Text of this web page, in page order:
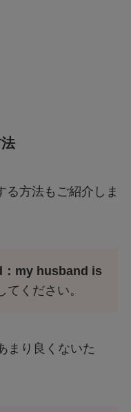
る方法もご紹介しま
：my husband is
てください。
まり良くないた